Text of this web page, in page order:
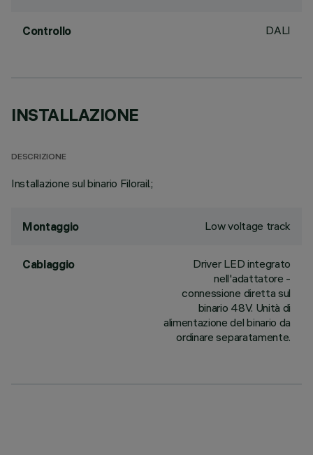
Controllo DALI
INSTALLAZIONE
DESCRIZIONE
Installazione sul binario Filorail.;
Montaggio Low voltage track
Cablaggio
Driver LED integrato
nell'adattatore -
connessione diretta sul
binario 48V. Unità di
alimentazione del binario da
ordinare separatamente.